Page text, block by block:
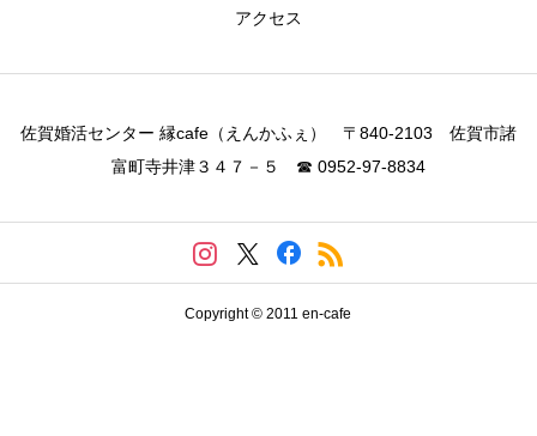
アクセス
佐賀婚活センター 縁cafe（えんかふぇ） 〒840-2103 佐賀市諸
富町寺井津３４７－５ ☎ 0952-97-8834
Copyright © 2011 en-cafe